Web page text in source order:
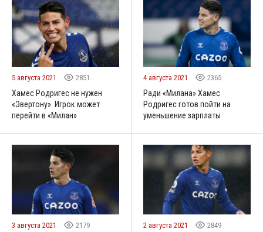
5 августа 2021 2851
Хамес Родригес не нужен
«Эвертону». Игрок может
перейти в «Милан»
4 августа 2021 2365
Ради «Милана» Хамес
Родригес готов пойти на
уменьшение зарплаты
3 августа 2021 2179 2 августа 2021 2849